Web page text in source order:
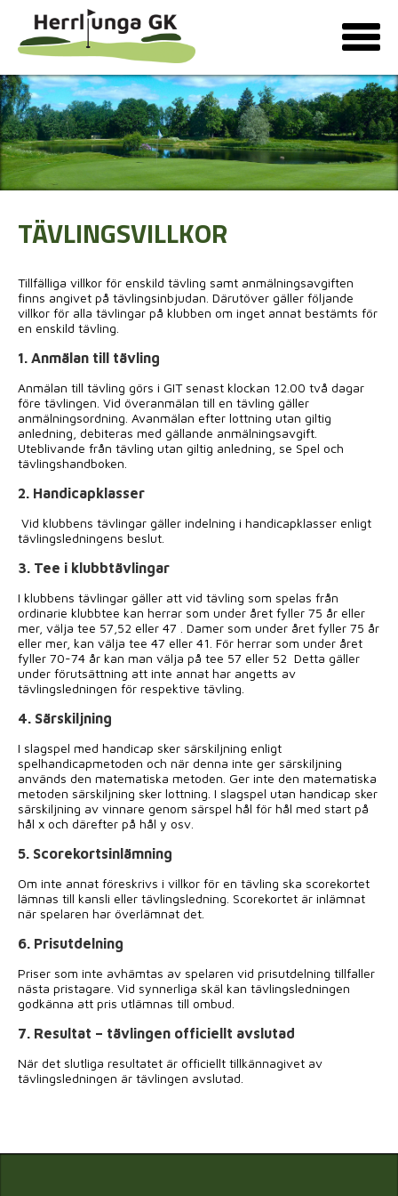
TÄVLINGSVILLKOR
Tillfälliga villkor för enskild tävling samt anmälningsavgiften
finns angivet på tävlingsinbjudan. Därutöver gäller följande
villkor för alla tävlingar på klubben om inget annat bestämts för
en enskild tävling.
1. Anmälan till tävling
Anmälan till tävling görs i GIT senast klockan 12.00 två dagar
före tävlingen. Vid överanmälan till en tävling gäller
anmälningsordning. Avanmälan efter lottning utan giltig
anledning, debiteras med gällande anmälningsavgift.
Uteblivande från tävling utan giltig anledning, se Spel och
tävlingshandboken.
2. Handicapklasser
Vid klubbens tävlingar gäller indelning i handicapklasser enligt
tävlingsledningens beslut.
3. Tee i klubbtävlingar
I klubbens tävlingar gäller att vid tävling som spelas från
ordinarie klubbtee kan herrar som under året fyller 75 år eller
mer, välja tee 57,52 eller 47 . Damer som under året fyller 75 år
eller mer, kan välja tee 47 eller 41. För herrar som under året
fyller 70-74 år kan man välja på tee 57 eller 52 Detta gäller
under förutsättning att inte annat har angetts av
tävlingsledningen för respektive tävling.
4. Särskiljning
I slagspel med handicap sker särskiljning enligt
spelhandicapmetoden och när denna inte ger särskiljning
används den matematiska metoden. Ger inte den matematiska
metoden särskiljning sker lottning. I slagspel utan handicap sker
särskiljning av vinnare genom särspel hål för hål med start på
hål x och därefter på hål y osv.
5. Scorekortsinlämning
Om inte annat föreskrivs i villkor för en tävling ska scorekortet
lämnas till kansli eller tävlingsledning. Scorekortet är inlämnat
när spelaren har överlämnat det.
6. Prisutdelning
Priser som inte avhämtas av spelaren vid prisutdelning tillfaller
nästa pristagare. Vid synnerliga skäl kan tävlingsledningen
godkänna att pris utlämnas till ombud.
7. Resultat – tävlingen officiellt avslutad
När det slutliga resultatet är officiellt tillkännagivet av
tävlingsledningen är tävlingen avslutad.